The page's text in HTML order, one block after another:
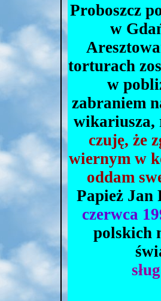
Proboszcz
w
torturach
w
zabraniem
wikariusza,
czuję, że
wiernym w
oddam
Papież Jan
czerwca
polskich